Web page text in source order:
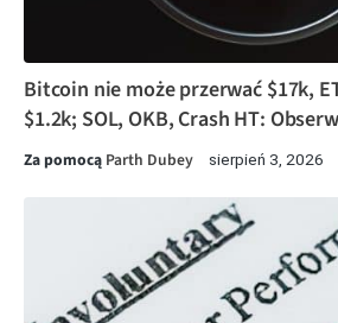
Bitcoin nie może przerwać $17k,
$1.2k; SOL, OKB, Crash HT:
Za pomocą Parth Dubey sierpień 3, 2026